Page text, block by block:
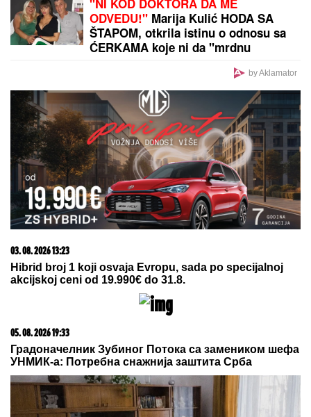
Imala je samo 19 GODINA I BILA JE TRUDNA DOK
JE TITANIK TONUO: Muža više nikada nije videla, a
on je TESTAMENTOM "ZAROBIO" - NJENA TAJNA i
danas ledi krv u žilama
UPOZORENjE ZA SVE TURISTE NA
HALKIDIKIJU: Ovo morate da znate
pre nego što uđete u apartmane
EKSKLUZIVNE FOTKE NAKON
VERIDBE:Bivši dečko Jovane
Jeremić verio Aleksandru tokom
GALA PROSLAVE - svaki potez do
detalja isplanirao! (VIDEO)
Oglasio se Terza nakon okršaja sa Milicom
Veličković na Adi Bojani: Oči su joj bile pune suza!"
PRIZOR KOJI SLAMA SRCE: